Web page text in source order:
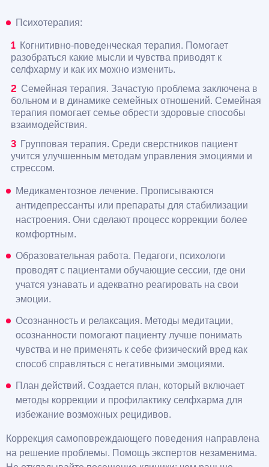
Психотерапия:
Когнитивно-поведенческая терапия. Помогает
разобраться какие мысли и чувства приводят к
селфхарму и как их можно изменить.
Семейная терапия. Зачастую проблема заключена в
больном и в динамике семейных отношений. Семейная
терапия помогает семье обрести здоровые способы
взаимодействия.
Групповая терапия. Среди сверстников пациент
учится улучшенным методам управления эмоциями и
стрессом.
Медикаментозное лечение. Прописываются
антидепрессанты или препараты для стабилизации
настроения. Они сделают процесс коррекции более
комфортным.
Образовательная работа. Педагоги, психологи
проводят с пациентами обучающие сессии, где они
учатся узнавать и адекватно реагировать на свои
эмоции.
Осознанность и релаксация. Методы медитации,
осознанности помогают пациенту лучше понимать
чувства и не применять к себе физический вред как
способ справляться с негативными эмоциями.
План действий. Создается план, который включает
методы коррекции и профилактику селфхарма для
избежание возможных рецидивов.
Коррекция самоповреждающего поведения направлена
на решение проблемы. Помощь экспертов незаменима.